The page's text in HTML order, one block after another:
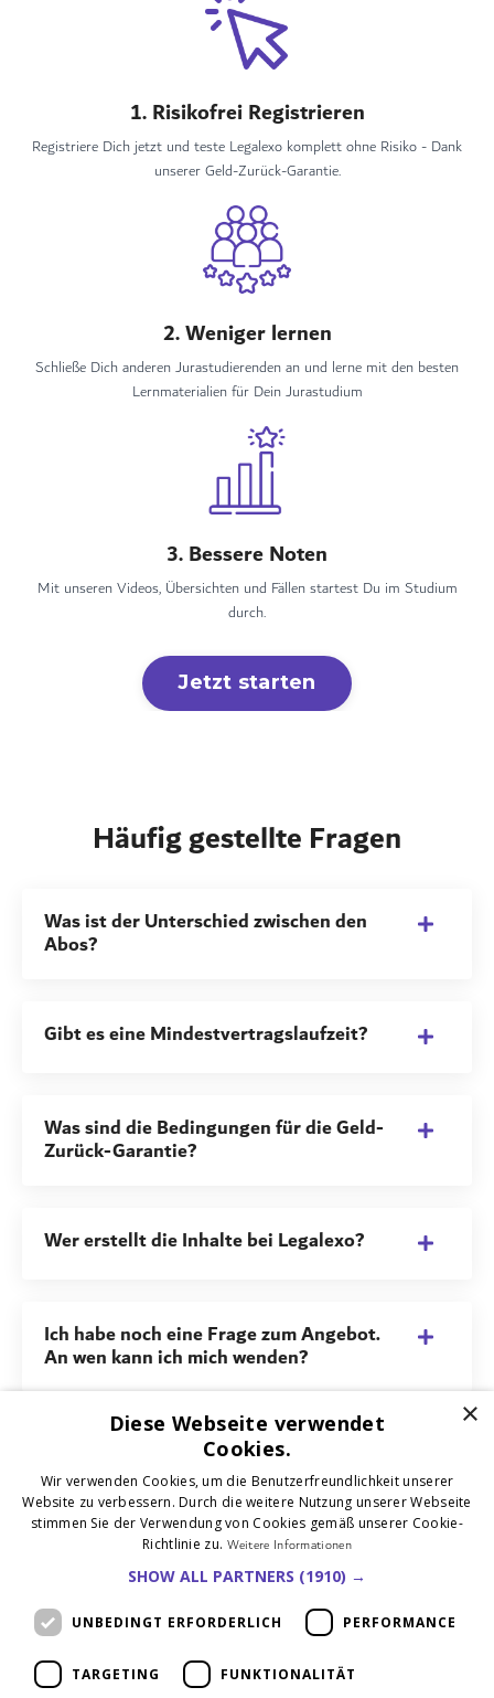
1. Risikofrei Registrieren
Registriere Dich jetzt und teste Legalexo komplett ohne Risiko - Dank
unserer Geld-Zurück-Garantie.
2. Weniger lernen
Schließe Dich anderen Jurastudierenden an und lerne mit den besten
Lernmaterialien für Dein Jurastudium
3. Bessere Noten
Mit unseren Videos, Übersichten und Fällen startest Du im Studium
durch.
Jetzt starten
Häufig gestellte Fragen
Was ist der Unterschied zwischen den
Abos?
Gibt es eine Mindestvertragslaufzeit?
Was sind die Bedingungen für die Geld-
Zurück-Garantie?
Wer erstellt die Inhalte bei Legalexo?
Ich habe noch eine Frage zum Angebot.
An wen kann ich mich wenden?
Jetzt starten
Kontakt Impressum
Verträge kündigen
Verträge widerrufen
×
Diese Webseite verwendet
Cookies.
Wir verwenden Cookies, um die Benutzerfreundlichkeit unserer
Website zu verbessern. Durch die weitere Nutzung unserer Webseite
stimmen Sie der Verwendung von Cookies gemäß unserer Cookie-
Richtlinie zu. Weitere Informationen
SHOW ALL PARTNERS (1910) →
UNBEDINGT ERFORDERLICH PERFORMANCE
TARGETING FUNKTIONALITÄT